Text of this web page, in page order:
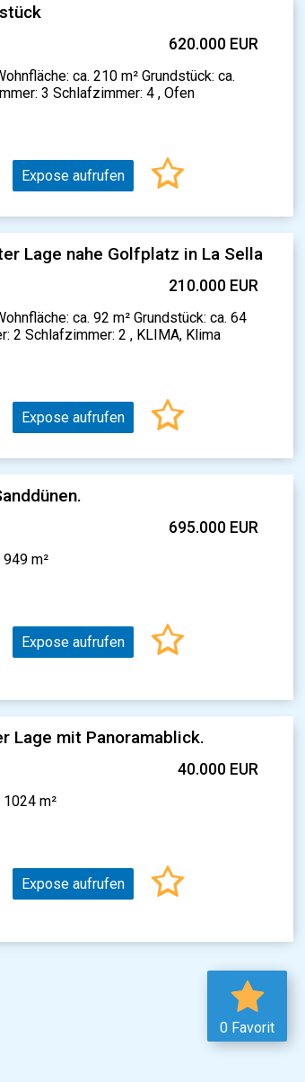
620.000 EUR
ca. 210 m² Grundstück: ca.
3 Schlafzimmer: 4 , Ofen
Expose aufrufen
Lage nahe Golfplatz in La Sella
210.000 EUR
ca. 92 m² Grundstück: ca. 64
2 Schlafzimmer: 2 , KLIMA, Klima
Expose aufrufen
695.000 EUR
949 m²
Expose aufrufen
Lage mit Panoramablick.
40.000 EUR
1024 m²
Expose aufrufen
0 Favorit